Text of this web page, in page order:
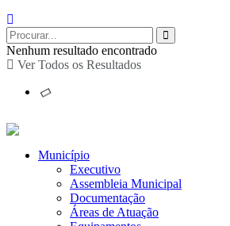
Nenhum resultado encontrado
Ver Todos os Resultados
Município
Executivo
Assembleia Municipal
Documentação
Áreas de Atuação